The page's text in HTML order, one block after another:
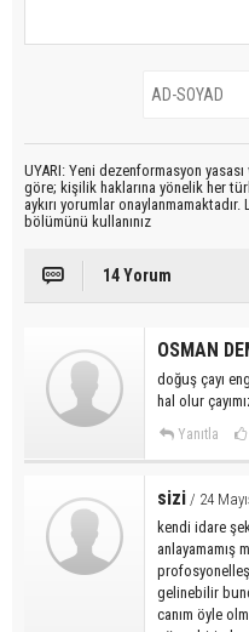
UYARI: Yeni dezenformasyon
göre; kişilik haklarına yönelik her
aykırı yorumlar
bölümünü kullanınız
14 Yorum
OSMAN
doğuş çayı
hal olur
Yanıtla
sizi / 24
kendi idare
anlayamamış
gelinebilir
canım öyle